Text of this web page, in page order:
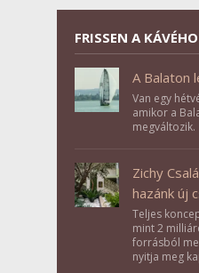
FRISSEN A
A Balaton
Van egy
amikor a
megváltozik.
Zichy
hazánk új
Teljes
mint 2
forrásból
nyitja meg